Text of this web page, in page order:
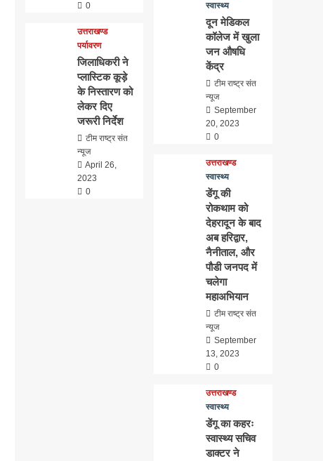
0
उत्तराखण्ड
पर्यावरण
जिलाधिकरी ने
प्लास्टिक कूड़े
के निस्तारण को
लेकर दिए
जरूरी निर्देश
टीम राष्ट्र संत
न्यूज
April 26,
2023
0
स्वास्थ्य
दून मेडिकल
कॉलेज में खुला
जन औषधि
केंद्र
टीम राष्ट्र संत
न्यूज
September
20, 2023
0
उत्तराखण्ड
स्वास्थ्य
डेंगू की
रोकथाम को
देहरादून के बाद
अब हरिद्वार,
नैनीताल, और
पौडी जनपद में
चलेगा
महाअभियान
टीम राष्ट्र संत
न्यूज
September
13, 2023
0
उत्तराखण्ड
स्वास्थ्य
डेंगू का कहरः
स्वास्थ्य सचिव
डाक्टर ने